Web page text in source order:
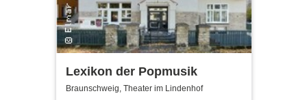
Lexikon der Popmusik
Braunschweig, Theater im Lindenhof